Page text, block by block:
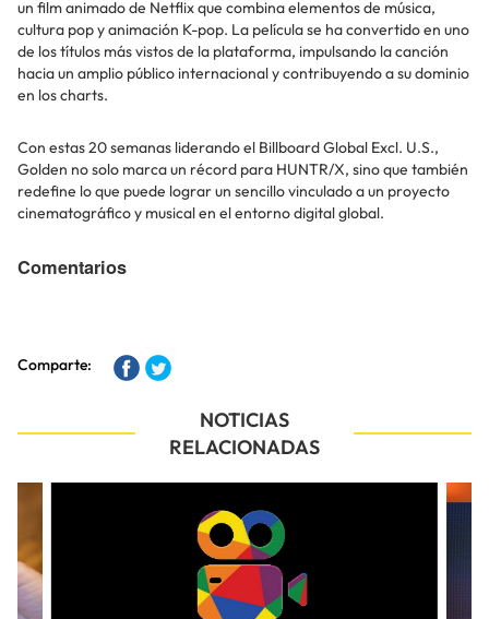
un film animado de Netflix que combina elementos de música,
cultura pop y animación K-pop. La película se ha convertido en uno
de los títulos más vistos de la plataforma, impulsando la canción
hacia un amplio público internacional y contribuyendo a su dominio
en los charts.
Con estas 20 semanas liderando el Billboard Global Excl. U.S.,
Golden no solo marca un récord para HUNTR/X, sino que también
redefine lo que puede lograr un sencillo vinculado a un proyecto
cinematográfico y musical en el entorno digital global.
Comentarios
Comparte:
NOTICIAS
RELACIONADAS